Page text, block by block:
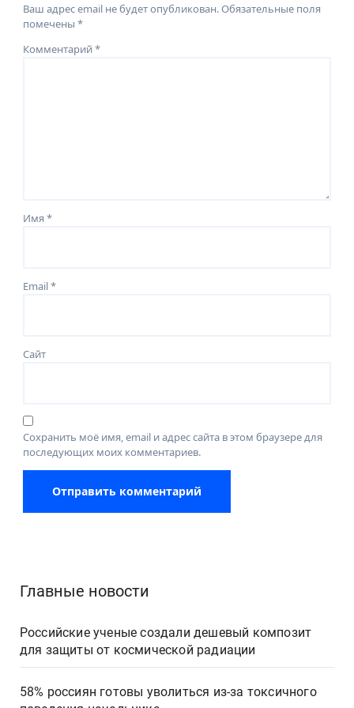
Ваш адрес email не будет опубликован.Обязательные поля
помечены*
Комментарий*
Имя*
Email*
Сайт
Сохранить моё имя, email и адрес сайта в этом браузере для
последующих моих комментариев.
Главные новости
Российские ученые создали дешевый композит
для защиты от космической радиации
58% россиян готовы уволиться из-за токсичного